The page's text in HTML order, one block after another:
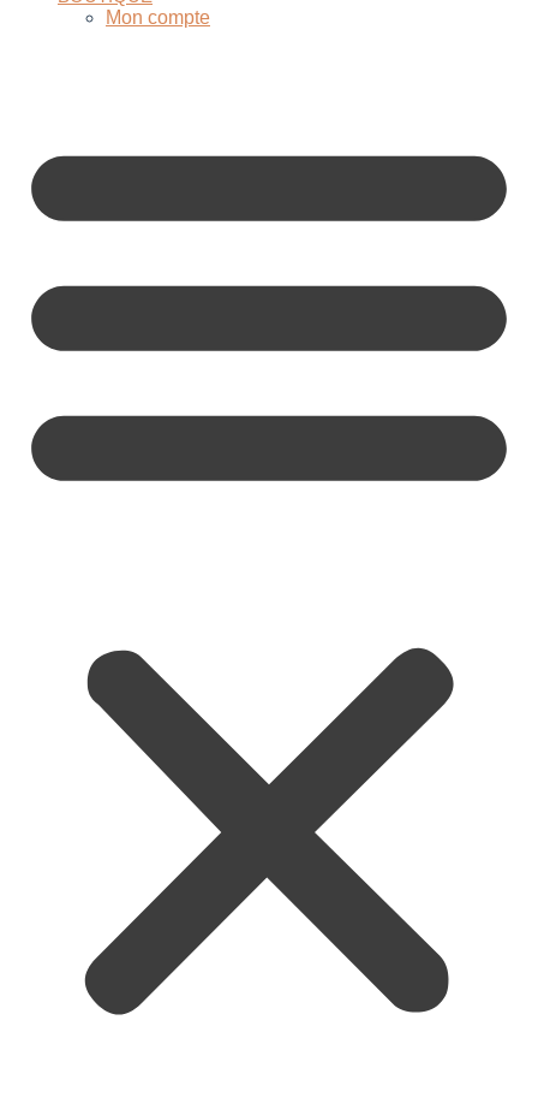
Mon compte